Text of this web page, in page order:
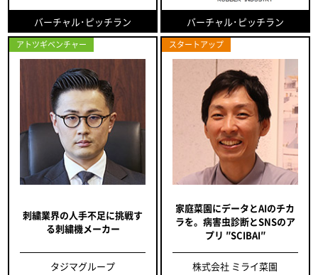
バーチャル･ピッチラン バーチャル･ピッチラン
アトツギベンチャー
刺繍業界の人手不足に挑戦す
る刺繍機メーカー
タジマグループ
スタートアップ
家庭菜園にデータとAIのチカ
ラを。病害虫診断とSNSのア
プリ ″SCIBAI″
株式会社 ミライ菜園